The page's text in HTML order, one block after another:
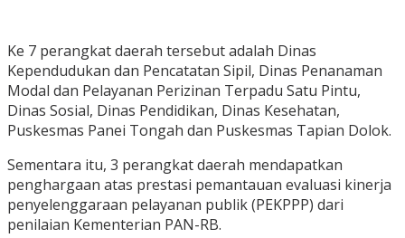
Ke 7 perangkat daerah tersebut adalah Dinas
Kependudukan dan Pencatatan Sipil, Dinas Penanaman
Modal dan Pelayanan Perizinan Terpadu Satu Pintu,
Dinas Sosial, Dinas Pendidikan, Dinas Kesehatan,
Puskesmas Panei Tongah dan Puskesmas Tapian Dolok.
Sementara itu, 3 perangkat daerah mendapatkan
penghargaan atas prestasi pemantauan evaluasi kinerja
penyelenggaraan pelayanan publik (PEKPPP) dari
penilaian Kementerian PAN-RB.